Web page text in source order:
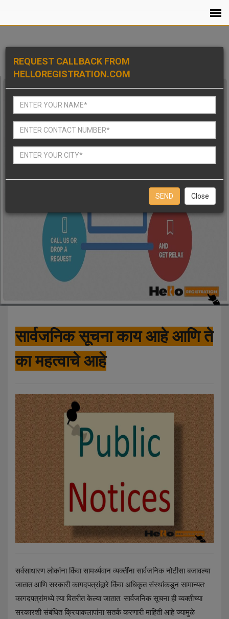
REQUEST CALLBACK FROM
HELLOREGISTRATION.COM
Close
सार्वजनिक सूचना काय आहे आणि ते
का महत्वाचे आहे
सर्वसाधारण लोकांना किंवा सामर्थ्यवान व्यक्तींना सार्वजनिक नोटीसा बजावल्या
जातात आणि सरकारी कागदपत्रांद्वारे किंवा अधिकृत संस्थांकडून सामान्यत:
कागदपत्रांमध्ये त्या वितरीत केल्या जातात. सार्वजनिक सूचना ही व्यक्तीच्या
सरकारशी संबंधित क्रियाकलापांना सतर्क करणारी माहिती आहे ज्यामुळे